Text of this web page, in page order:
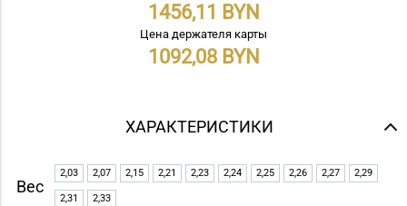
1456,11
Цена держателя карты
1092,08
ХАРАКТЕРИСТИКИ
Вес
2,03 2,07 2,15 2,21 2,23 2,24 2,25 2,26 2,27 2,29
2,31 2,33